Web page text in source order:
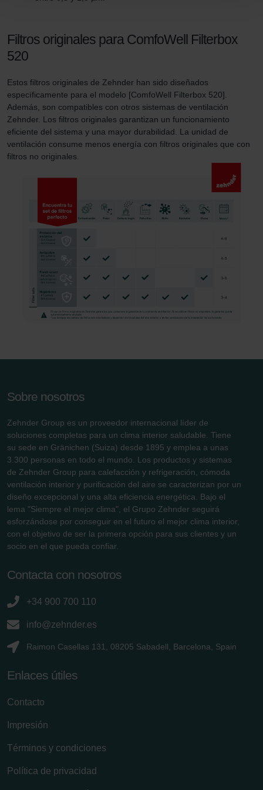
Zehnder Group Sales International: Privacy Policy
Zehnder Group Schweiz AG: Datenschutz
danych Zehnder
Zehnder Group UK Limited: Privacy Policy
Filtros originales para ComfoWell Filterbox
520
Estos filtros originales de Zehnder han sido diseñados
específicamente para el modelo [ComfoWell Filterbox 520].
Además, son compatibles con otros sistemas de ventilación
Zehnder. Los filtros originales garantizan un funcionamiento
eficiente del sistema y una mayor durabilidad. La unidad de
ventilación consume menos energía con filtros originales que con
filtros no originales.
Sobre nosotros
Zehnder Group es un proveedor internacional líder de
soluciones completas para un clima interior saludable. Tiene
su sede en Gränichen (Suiza) desde 1895 y emplea a unas
3.300 personas en todo el mundo. Los productos y sistemas
de Zehnder Group para calefacción y refrigeración, cómoda
ventilación interior y purificación del aire se caracterizan por un
diseño excepcional y una alta eficiencia energética. Bajo el
lema "Siempre el mejor clima", el Grupo Zehnder seguirá
esforzándose por conseguir en el futuro el mejor clima interior,
con el objetivo de ser la primera opción para sus clientes y un
socio en el que pueda confiar.
Contacta con nosotros
+34 900 700 110
info@zehnder.es
Raimon Casellas 131, 08205 Sabadell, Barcelona, Spain
Enlaces útiles
Contacto
Impresión
Términos y condiciones
Política de privacidad